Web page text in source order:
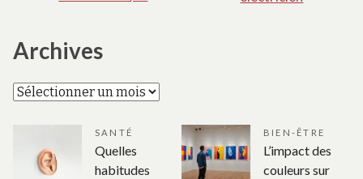
Archives
Archives
SANTÉ
Quelles
habitudes
BIEN-ÊTRE
L’impact des
couleurs sur